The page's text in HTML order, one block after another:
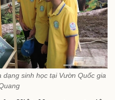
sinh học tại Vườn Quốc gia